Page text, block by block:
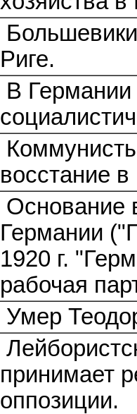
Риге.
В Германии
восстание
Основание
Германии
1920 г.
рабочая
Умер
принимает
оппозиции.